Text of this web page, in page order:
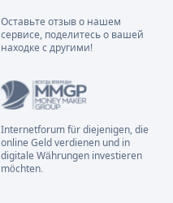
Оставьте отзыв о нашем
сервисе, поделитесь о вашей
находке с другими!
Internetforum für diejenigen, die
online Geld verdienen und in
digitale Währungen investieren
möchten.